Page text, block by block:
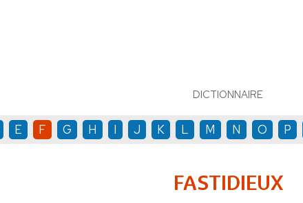
DICTIONNAIRE
E F G H I J K L M N O P
FASTIDIEUX